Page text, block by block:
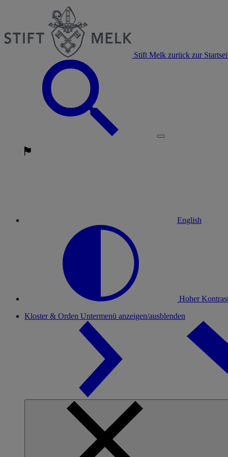
Stift Melk zurück zur
English
Hoher
Kloster & Orden Untermenü anzeigen/ausblenden